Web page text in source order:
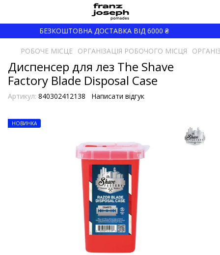
БЕЗКОШТОВНА ДОСТАВКА ВІД 6000 ₴
РОБОЧЕ МІСЦЕ ОРГАНІЗАЦІЯ РОБОЧОГО МІСЦЯ
Диспенсер для лез The Shave
Factory Blade Disposal Case
Артикул: 840302412138 Написати відгук
НОВИНКА